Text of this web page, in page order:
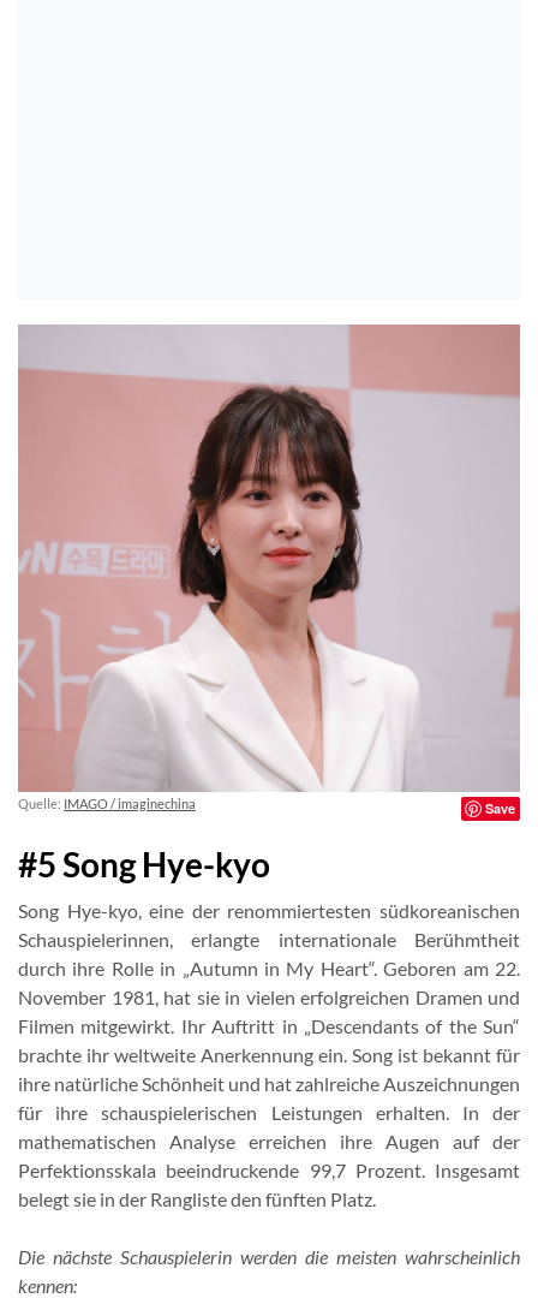
Quelle: IMAGO / imaginechina Save
#5 Song Hye-kyo
Song Hye-kyo, eine der renommiertesten südkoreanischen
Schauspielerinnen, erlangte internationale Berühmtheit
durch ihre Rolle in „Autumn in My Heart“. Geboren am 22.
November 1981, hat sie in vielen erfolgreichen Dramen und
Filmen mitgewirkt. Ihr Auftritt in „Descendants of the Sun“
brachte ihr weltweite Anerkennung ein. Song ist bekannt für
ihre natürliche Schönheit und hat zahlreiche Auszeichnungen
für ihre schauspielerischen Leistungen erhalten. In der
mathematischen Analyse erreichen ihre Augen auf der
Perfektionsskala beeindruckende 99,7 Prozent. Insgesamt
belegt sie in der Rangliste den fünften Platz.
Die nächste Schauspielerin werden die meisten wahrscheinlich
kennen: